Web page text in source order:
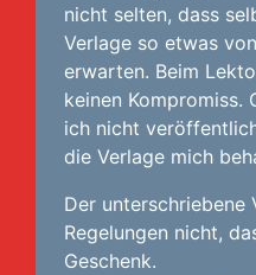
nicht selten, dass
Verlage so etwas
erwarten. Beim
keinen Kompromiss.
ich nicht
die Verlage mich
Der
Regelungen nicht,
Geschenk.